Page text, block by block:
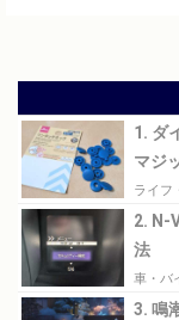
1. ダ
マジ
ライフ
2. N-
法
車・バ
3. 鳴